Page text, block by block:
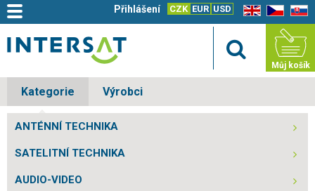
EN CZ SK
CZK EUR USD
Přihlášení
Můj košík
Kategorie Výrobci
ANTÉNNÍ TECHNIKA
SATELITNÍ TECHNIKA
AUDIO-VIDEO